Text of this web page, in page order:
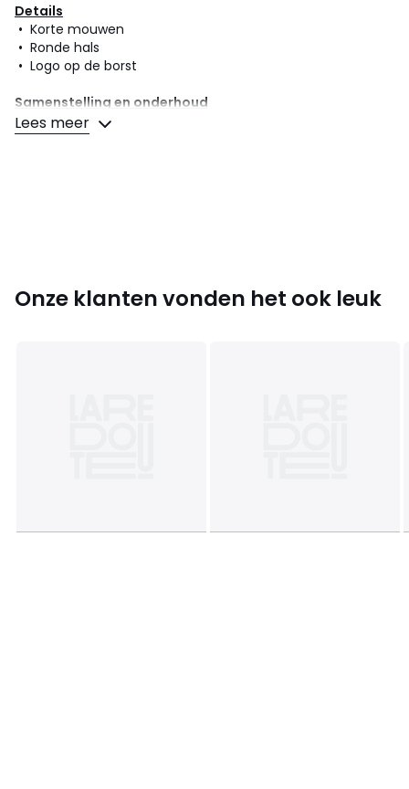
Details
• Korte mouwen
• Ronde hals
• Logo op de borst
Samenstelling en onderhoud
• 100% katoen
• Onderhoud : zie etiket
Lees meer
Onze klanten vonden het ook leuk